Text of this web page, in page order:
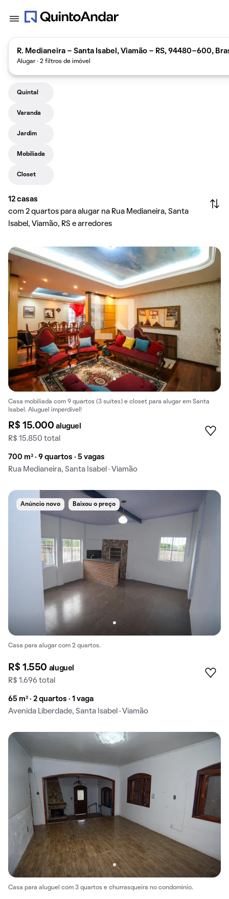
R. Medianeira - Santa Isabel, Viamão - RS, 94480-600,
Alugar · 2 filtros de imóvel
Quintal
Varanda
Jardim
Mobiliada
Closet
12 casas
com 2 quartos para alugar na Rua Medianeira, Santa
Isabel, Viamão, RS e arredores
Casa mobiliada com 9 quartos (3 suítes) e closet para alugar em Santa
Isabel. Aluguel imperdível!
R$ 15.000aluguel
R$ 15.850 total
700 m² · 9 quartos · 5 vagas
Rua Medianeira, Santa Isabel · Viamão
Anúncio novo Baixou o preço
Casa para alugar com 2 quartos.
R$ 1.550 aluguel
R$ 1.696 total
65 m² · 2 quartos · 1 vaga
Avenida Liberdade, Santa Isabel · Viamão
Casa para aluguel com 3 quartos e churrasqueira no condomínio.